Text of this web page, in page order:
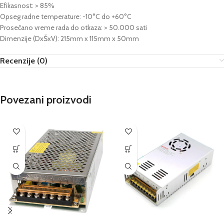
Efikasnost: > 85%
Opseg radne temperature: -10°C do +60°C
Prosečano vreme rada do otkaza: > 50.000 sati
Dimenzije (DxŠxV): 215mm x 115mm x 50mm
Recenzije (0)
Povezani proizvodi